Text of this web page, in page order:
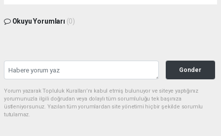
Okuyu Yorumları (0)
Gonder
Yorum yazarak Topluluk Kuralları’nı kabul etmiş bulunuyor ve siteye yaptığınız
yorumunuzla ilgili doğrudan veya dolaylı tüm sorumluluğu tek başınıza
üstleniyorsunuz. Yazılan tüm yorumlardan site yönetimi hiçbir şekilde sorumlu
tutulamaz.